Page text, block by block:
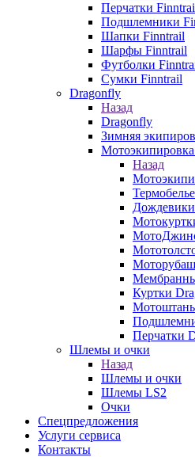
Перчатки
Подшлемники
Шапки Finntrail
Шарфы Finntrail
Футболки
Сумки Finntrail
Dragonfly
Назад
Dragonfly
Зимняя
Назад
Куртки
Перчатки
Шлемы и очки
Назад
Шлемы и очки
Шлемы LS2
Очки
Спецпредложения
Услуги сервиса
Контакты